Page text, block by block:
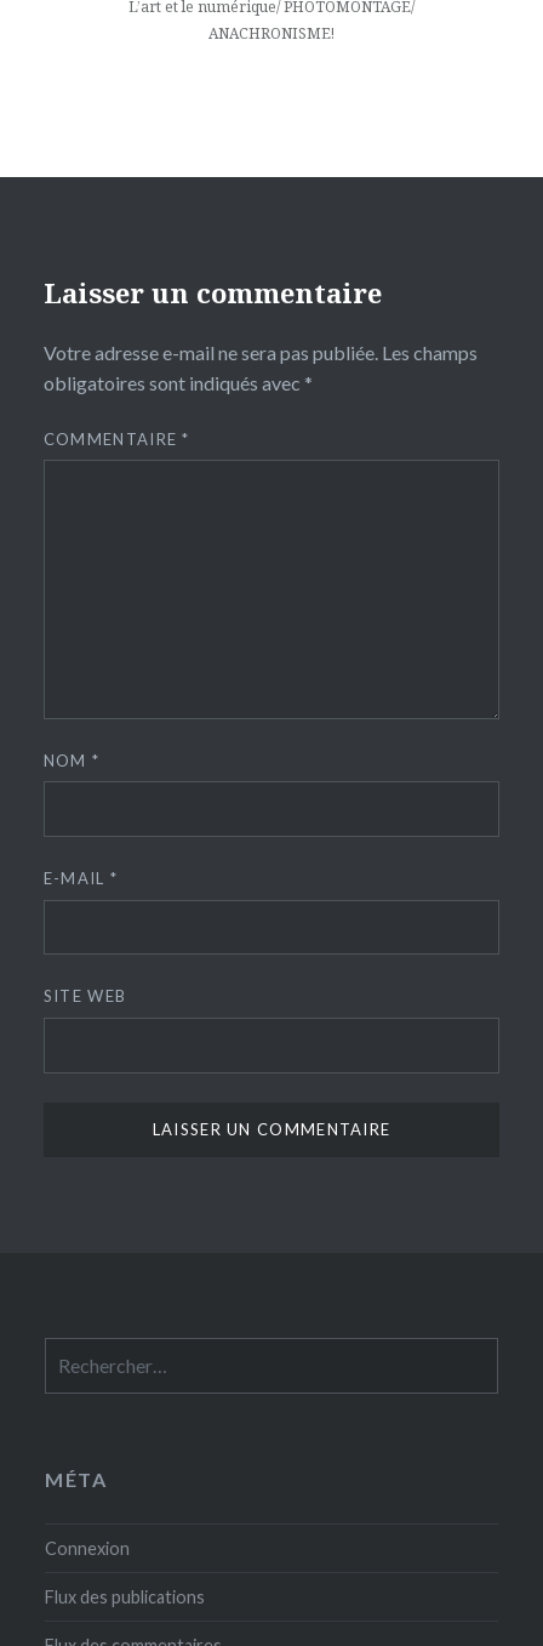
L’art et le numérique/ PHOTOMONTAGE/
ANACHRONISME!
Laisser un commentaire
Votre adresse e-mail ne sera pas publiée. Les champs
obligatoires sont indiqués avec *
COMMENTAIRE*
NOM*
E-MAIL *
SITE WEB
MÉTA
Connexion
Flux des publications